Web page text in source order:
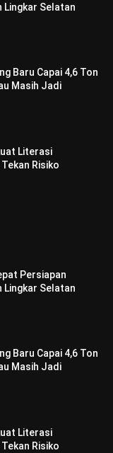
Lingkar Selatan
Baru Capai 4,6 Ton
Masih Jadi
Literasi
Risiko
Persiapan
Lingkar Selatan
Baru Capai 4,6 Ton
Masih Jadi
Literasi
Risiko